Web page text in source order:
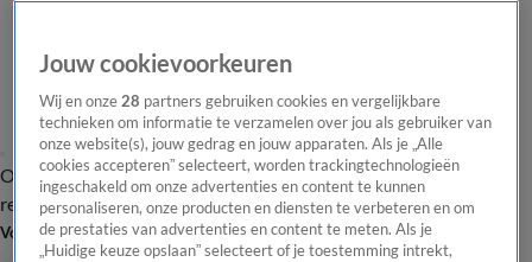
Overzicht Laatste nieuws Regionieuws Het beste van Hart
Tip de
redactie
Volg Hart van Nederland
Jouw cookievoorkeuren
Wij en onze28 partners gebruiken cookies en vergelijkbare
technieken om informatie te verzamelen over jou als gebruiker van
onze website(s), jouw gedrag en jouw apparaten. Als je „Alle
cookies accepteren” selecteert, worden trackingtechnologieën
ingeschakeld om onze advertenties en content te kunnen
personaliseren, onze producten en diensten te verbeteren en om
de prestaties van advertenties en content te meten. Als je
„Huidige keuze opslaan” selecteert of je toestemming intrekt,